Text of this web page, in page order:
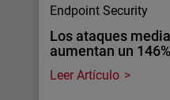
Endpoint Security
Los ataques
aumentan un
Leer Artículo